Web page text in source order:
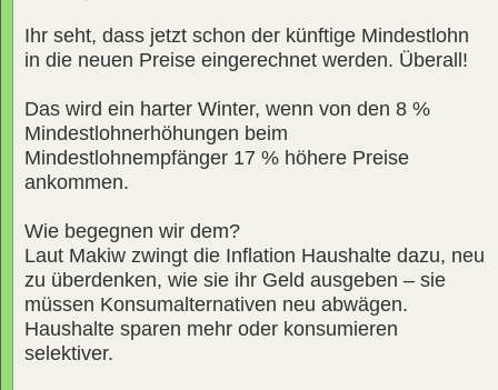
Ihr seht, dass jetzt schon der künftige Mindestlohn
in die neuen Preise eingerechnet werden. Überall!
Das wird ein harter Winter, wenn von den 8 %
Mindestlohnerhöhungen beim
Mindestlohnempfänger 17 % höhere Preise
ankommen.
Wie begegnen wir dem?
Laut Makiw zwingt die Inflation Haushalte dazu, neu
zu überdenken, wie sie ihr Geld ausgeben – sie
müssen Konsumalternativen neu abwägen.
Haushalte sparen mehr oder konsumieren
selektiver.